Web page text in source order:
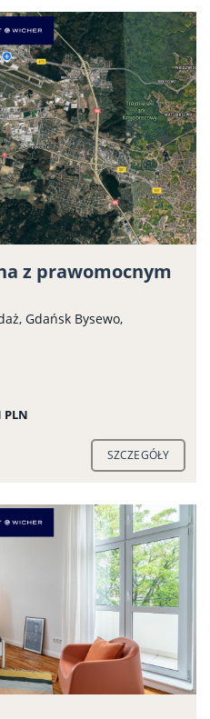
z prawomocnym
Gdańsk Bysewo,
PLN
SZCZEGÓŁY